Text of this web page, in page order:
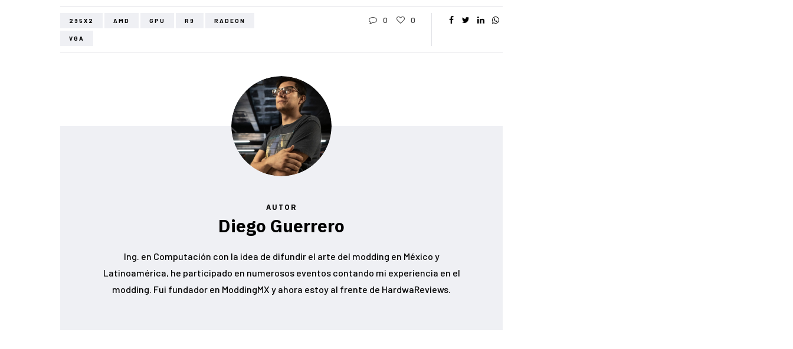
295X2 AMD GPU R9 RADEON
VGA
0 0
AUTOR
Diego Guerrero
Ing. en Computación con la idea de difundir el arte del modding en México y
Latinoamérica, he participado en numerosos eventos contando mi experiencia en el
modding. Fui fundador en ModdingMX y ahora estoy al frente de HardwaReviews.